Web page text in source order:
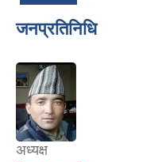
जनप्रतिनिधि
अध्यक्ष